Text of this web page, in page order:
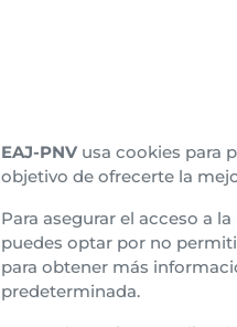
Suscríbete al boletín
EAJ-PNV usa cookies para
objetivo de ofrecerte la
Para asegurar el acceso a
puedes optar por no
para obtener más
predeterminada.